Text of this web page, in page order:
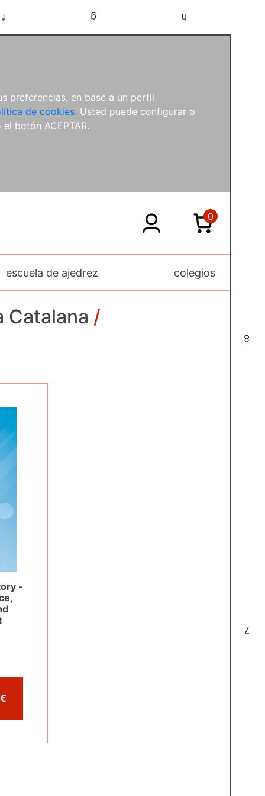
preferencias, en base a un perfil
de cookies. Usted puede configurar o
botón ACEPTAR.
f g h
8
7
escuela de ajedrez colegios
0
Catalana /
-
Comprar por 24,95 €